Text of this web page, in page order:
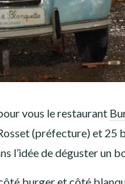
vous le restaurant
(préfecture) et 25
l’idée de déguster un